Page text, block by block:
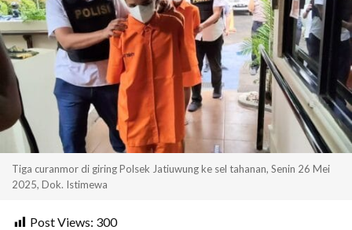
Tiga curanmor di giring Polsek Jatiuwung ke sel tahanan, Senin 26 Mei
2025, Dok. Istimewa
Post Views: 300